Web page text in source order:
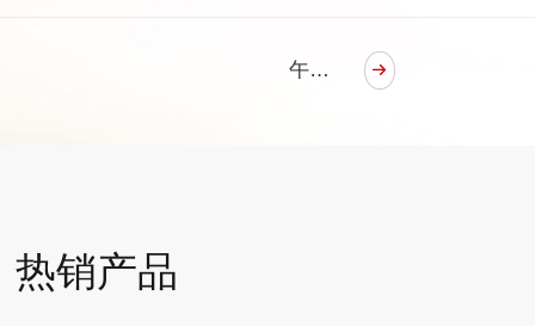
午餐肉罐头（340g）
热销产品